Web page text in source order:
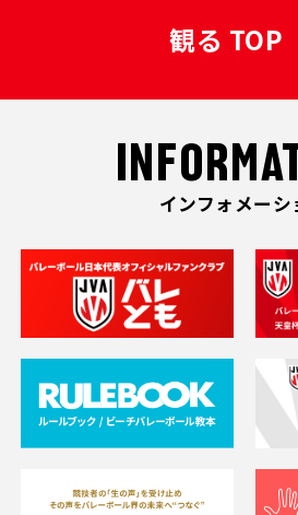
観る TOP
インフォメーシ